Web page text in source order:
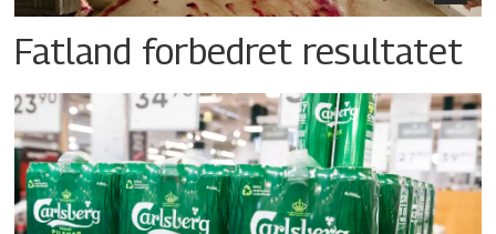
Fatland forbedret resultatet